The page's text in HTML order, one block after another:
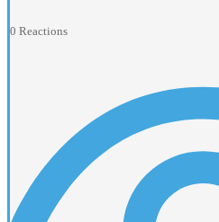
0 Reactions